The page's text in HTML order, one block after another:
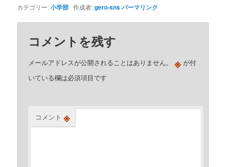
動
カテゴリー:小学部 作成者:gero-snsパーマリンク
コメントを残す
メールアドレスが公開されることはありません。 ※ が付
いている欄は必須項目です
コメント ※